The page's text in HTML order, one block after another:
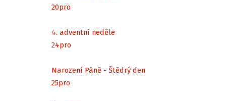
20pro
4. adventní neděle
24pro
Narození Páně - Štědrý den
25pro